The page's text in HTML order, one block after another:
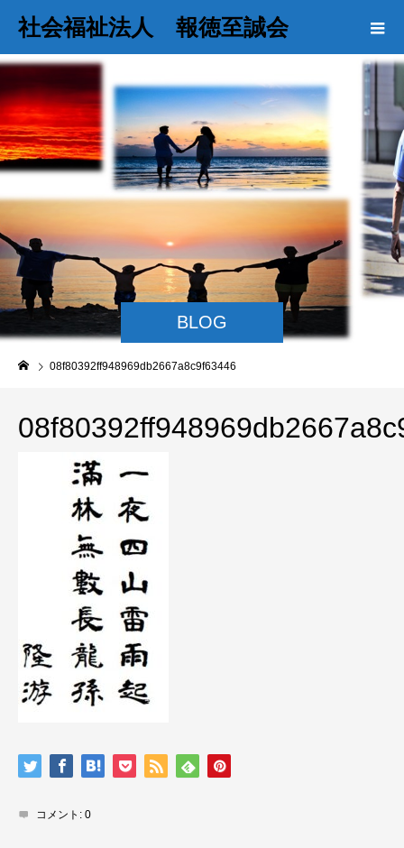
社会福祉法人 報徳至誠会
BLOG
08f80392ff948969db2667a8c9f63446
コメント: 0